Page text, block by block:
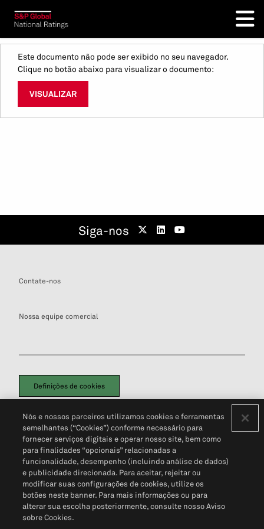
Este documento não pode ser exibido no seu navegador.
Clique no botão abaixo para visualizar o documento:
VISUALIZAR
Siga-nos
Contate-nos
Nossa equipe comercial
Definições de cookies
Política de PrivacidadePortal de privacidade do cliente (em inglês)
Não Venda Minhas Informações Pessoais© 2026 S&P Global
Nós e nossos parceiros utilizamos cookies e ferramentas
semelhantes (“Cookies”) conforme necessário para
fornecer serviços digitais e operar nosso site, bem como
para finalidades “opcionais” relacionadas a
funcionalidade, desempenho (incluindo análise de dados)
e publicidade direcionada. Para aceitar, rejeitar ou
modificar suas configurações de cookies, utilize os
botões neste banner. Para mais informações ou para
alterar sua escolha posteriormente, consulte nosso Aviso
sobre Cookies.